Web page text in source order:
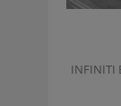
INFINITI